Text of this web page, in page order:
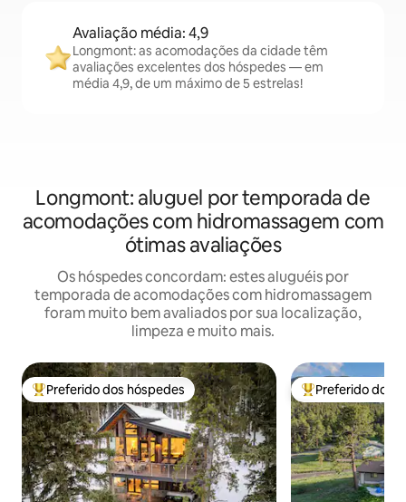
Avaliação média: 4,9
Longmont: as acomodações da cidade têm
avaliações excelentes dos hóspedes — em
média 4,9, de um máximo de 5 estrelas!
Longmont: aluguel por temporada de
acomodações com hidromassagem com
ótimas avaliações
Os hóspedes concordam: estes aluguéis por
temporada de acomodações com hidromassagem
foram muito bem avaliados por sua localização,
limpeza e muito mais.
Entre os melhores preferidos dos hóspedes
Preferido dos hóspedes Entre os
Preferido dos